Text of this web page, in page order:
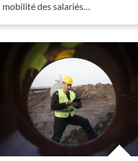
mobilité des salariés…